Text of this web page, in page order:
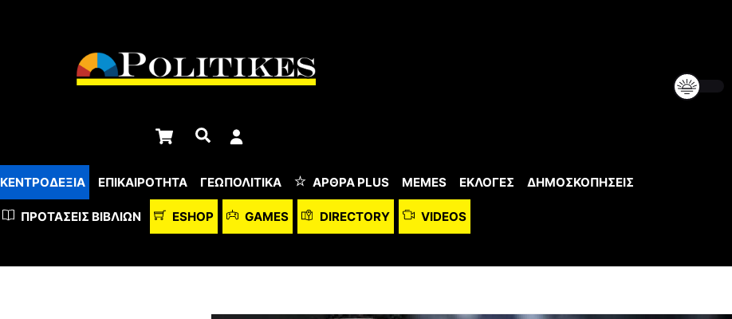
Cart Αναζήτηση
ΚΕΝΤΡΟΔΕΞΙΑ ΕΠΙΚΑΙΡΟΤΗΤΑ ΓΕΩΠΟΛΙΤΙΚΑ ΆΡΘΡΑ PLUS MEMES ΕΚΛΟΓΕΣ ΔΗΜΟΣΚΟΠΗΣΕΙΣ
ΠΡΟΤΆΣΕΙΣ ΒΙΒΛΊΩΝ ESHOP GAMES DIRECTORY VIDEOS